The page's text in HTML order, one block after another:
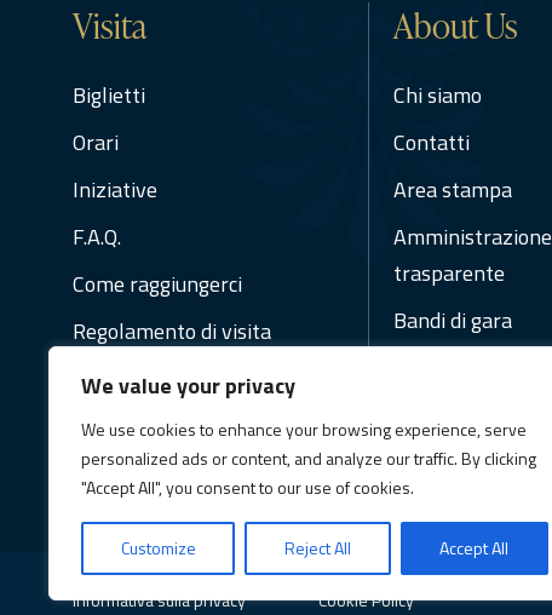
We value your privacy
We use cookies to enhance your browsing experience, serve
personalized ads or content, and analyze our traffic. By clicking
"Accept All", you consent to our use of cookies.
Customize Reject All Accept All
Visita
Biglietti
Orari
Iniziative
F.A.Q.
Come raggiungerci
Regolamento di visita
About Us
Chi siamo
Contatti
Area stampa
Amministrazione
trasparente
Bandi di gara
Newsletter
Informativa sulla privacy Cookie Policy